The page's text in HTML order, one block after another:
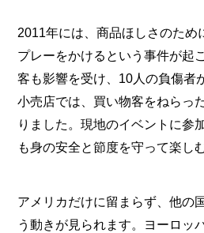
2011年には、商品ほしさのため
プレーをかけるという事件が起
客も影響を受け、10人の負傷者
小売店では、買い物客をねらっ
りました。現地のイベントに参
も身の安全と節度を守って楽し
アメリカだけに留まらず、他の
う動きが見られます。ヨーロッ